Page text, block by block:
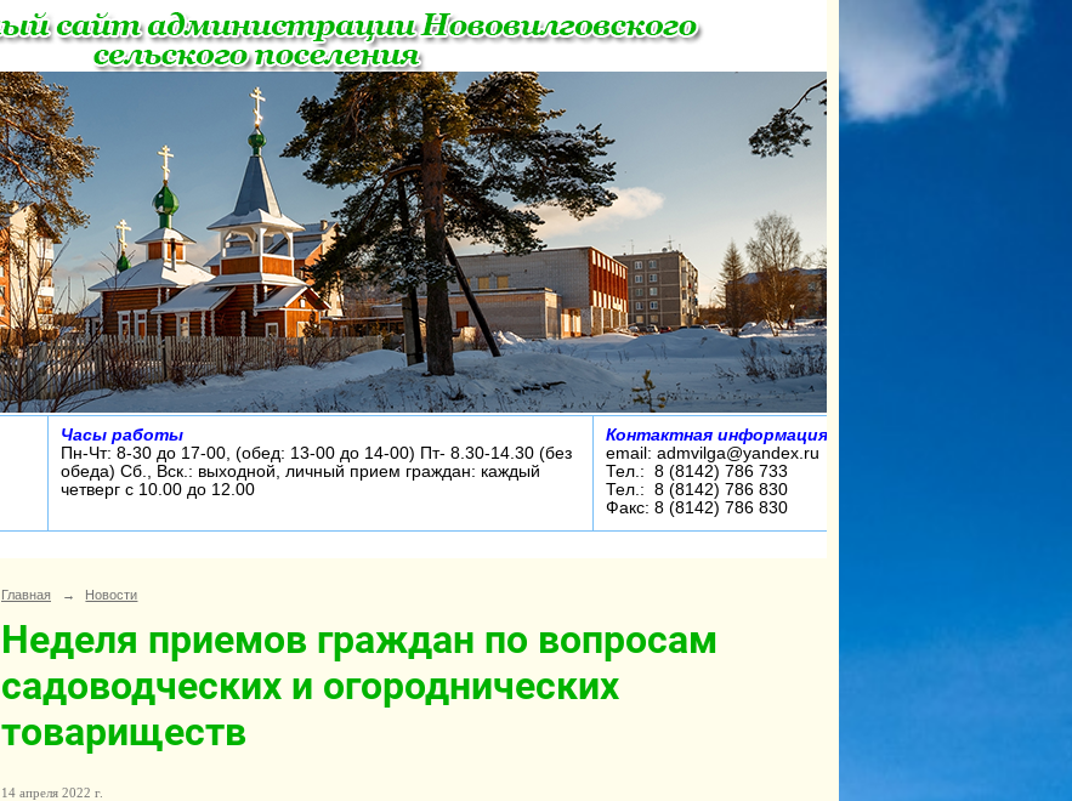
Часы работы
Пн-Чт: 8-30 до 17-00, (обед: 13-00 до 14-00) Пт- 8.30-14.30 (без
обеда) Сб., Вск.: выходной, личный прием граждан: каждый
четверг с 10.00 до 12.00
Контактная информация:
email: admvilga@yandex.ru
Тел.: 8 (8142) 786 733
Тел.: 8 (8142) 786 830
Факс: 8 (8142) 786 830
Главная → Новости
Неделя приемов граждан по вопросам
садоводческих и огороднических
товариществ
14 апреля 2022 г.